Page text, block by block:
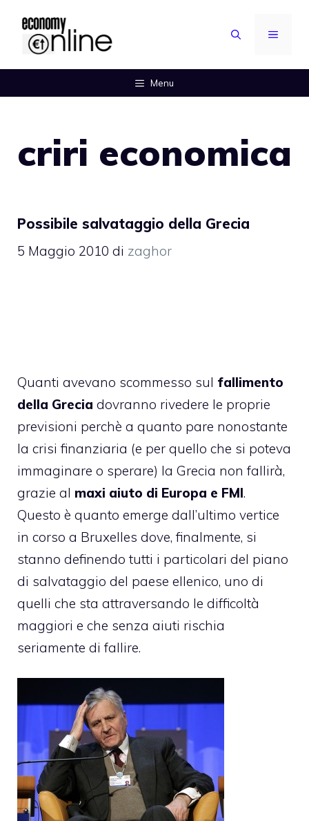
contenuto
MENU
Menu
criri economica
Possibile salvataggio della Grecia
5 Maggio 2010 di zaghor
Quanti avevano scommesso sul fallimento
della Grecia dovranno rivedere le proprie
previsioni perchè a quanto pare nonostante
la crisi finanziaria (e per quello che si poteva
immaginare o sperare) la Grecia non fallirà,
grazie al maxi aiuto di Europa e FMI.
Questo è quanto emerge dall’ultimo vertice
in corso a Bruxelles dove, finalmente, si
stanno definendo tutti i particolari del piano
di salvataggio del paese ellenico, uno di
quelli che sta attraversando le difficoltà
maggiori e che senza aiuti rischia
seriamente di fallire.